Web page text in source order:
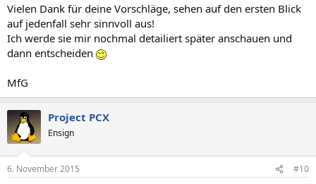
Vielen Dank für deine Vorschläge, sehen auf den ersten Blick
auf jedenfall sehr sinnvoll aus!
Ich werde sie mir nochmal detailiert später anschauen und
dann entscheiden
MfG
Project PCX
Ensign
6. November 2015 #10